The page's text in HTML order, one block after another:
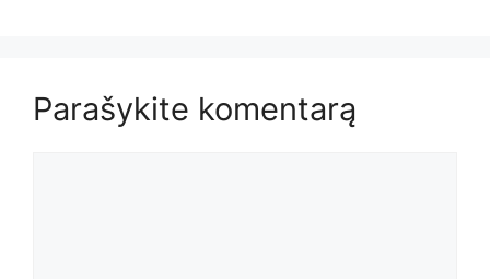
Parašykite komentarą